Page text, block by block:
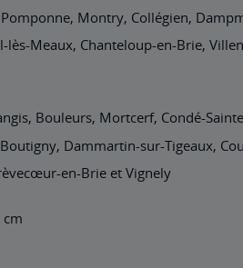
Montry, Collégien,
lès-Meaux, Chanteloup-en-Brie,
Bouleurs, Mortcerf, Condé-
Dammartin-sur-Tigeaux,
en-Brie et Vignely